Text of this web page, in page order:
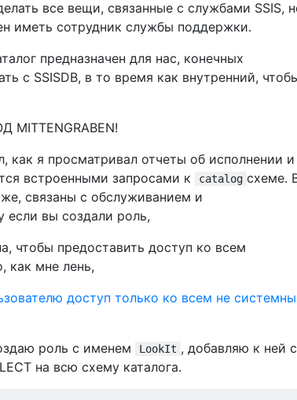
все вещи, связанные с службами SSIS,
иметь сотрудник службы поддержки.
предназначен для нас, конечных
с SSISDB, в то время как внутренний,
MITTENGRABEN!
я просматривал отчеты об исполнении и
встроенными запросами к
catalog схеме.
связаны с обслуживанием и
если вы создали роль,
чтобы предоставить доступ ко всем
как мне лень,
доступ только ко всем не
роль с именем
LookIt , добавляю к ней
на всю схему каталога.